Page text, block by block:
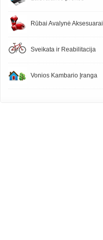
Rūbai Avalynė Aksesuarai
Sveikata ir Reabilitacija
Vonios Kambario Įranga